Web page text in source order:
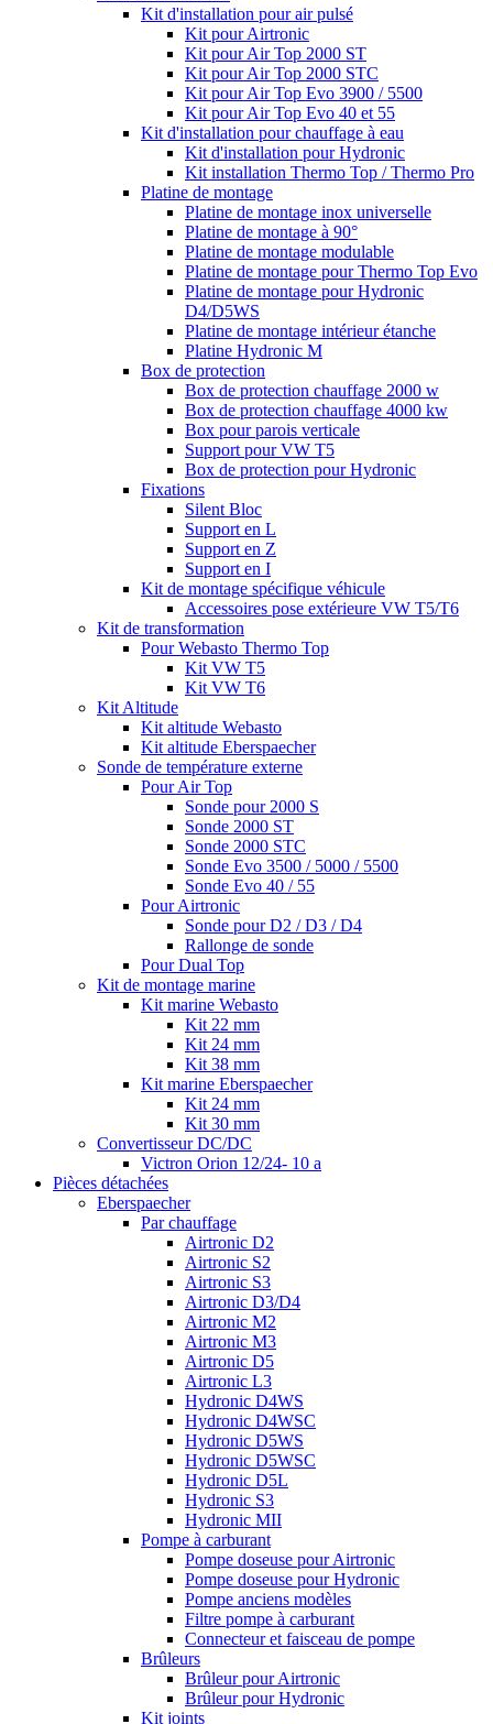
Kit d'installation pour air pulsé
Kit pour Airtronic
Kit pour Air Top 2000 ST
Kit pour Air Top 2000 STC
Kit pour Air Top Evo 3900 / 5500
Kit pour Air Top Evo 40 et 55
Kit d'installation pour chauffage à eau
Kit d'installation pour Hydronic
Kit installation Thermo Top / Thermo Pro
Platine de montage
Platine de montage inox universelle
Platine de montage à 90°
Platine de montage modulable
Platine de montage pour Thermo Top Evo
Platine de montage pour Hydronic
D4/D5WS
Platine de montage intérieur étanche
Platine Hydronic M
Box de protection
Box de protection chauffage 2000 w
Box de protection chauffage 4000 kw
Box pour parois verticale
Support pour VW T5
Box de protection pour Hydronic
Fixations
Silent Bloc
Support en L
Support en Z
Support en I
Kit de montage spécifique véhicule
Accessoires pose extérieure VW T5/T6
Kit de transformation
Pour Webasto Thermo Top
Kit VW T5
Kit VW T6
Kit Altitude
Kit altitude Webasto
Kit altitude Eberspaecher
Sonde de température externe
Pour Air Top
Sonde pour 2000 S
Sonde 2000 ST
Sonde 2000 STC
Sonde Evo 3500 / 5000 / 5500
Sonde Evo 40 / 55
Pour Airtronic
Sonde pour D2 / D3 / D4
Rallonge de sonde
Pour Dual Top
Kit de montage marine
Kit marine Webasto
Kit 22 mm
Kit 24 mm
Kit 38 mm
Kit marine Eberspaecher
Kit 24 mm
Kit 30 mm
Convertisseur DC/DC
Victron Orion 12/24- 10 a
Pièces détachées
Eberspaecher
Par chauffage
Airtronic D2
Airtronic S2
Airtronic S3
Airtronic D3/D4
Airtronic M2
Airtronic M3
Airtronic D5
Airtronic L3
Hydronic D4WS
Hydronic D4WSC
Hydronic D5WS
Hydronic D5WSC
Hydronic D5L
Hydronic S3
Hydronic MII
Pompe à carburant
Pompe doseuse pour Airtronic
Pompe doseuse pour Hydronic
Pompe anciens modèles
Filtre pompe à carburant
Connecteur et faisceau de pompe
Brûleurs
Brûleur pour Airtronic
Brûleur pour Hydronic
Kit joints